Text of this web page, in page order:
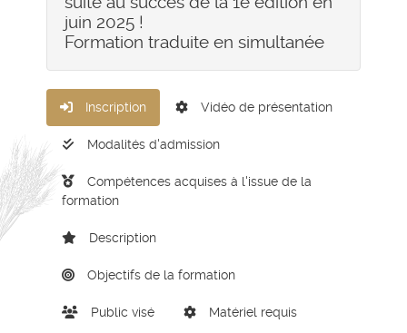
juin 2025 !
Formation traduite en simultanée
Inscription Vidéo de présentation
Modalités d'admission
Compétences acquises à l'issue de la
formation
Description
Objectifs de la formation
Public visé Matériel requis